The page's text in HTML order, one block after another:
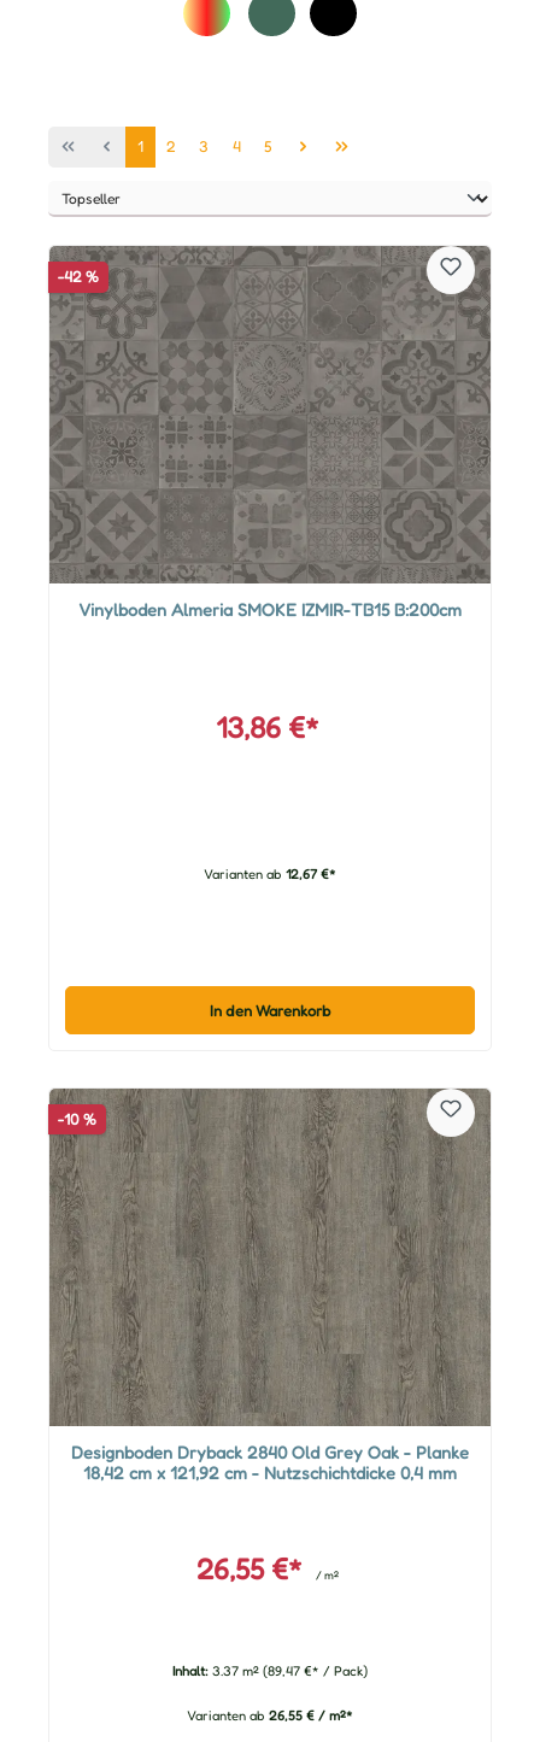
Seite
1 Seite
2 Seite
3 Seite
4 Seite
5
-42 %
Vinylboden Almeria SMOKE IZMIR-TB15 B:200cm
13,86 €*
Varianten ab 12,67 €*
In den Warenkorb
-10 %
Designboden Dryback 2840 Old Grey Oak - Planke
18,42 cm x 121,92 cm - Nutzschichtdicke 0,4 mm
26,55 €* / m²
Inhalt: 3.37 m² (89,47 €* / Pack)
Varianten ab 26,55 € / m²*